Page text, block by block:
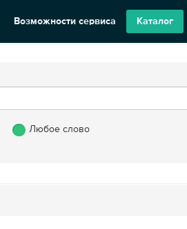
Возможности сервиса Каталог
Любое слово